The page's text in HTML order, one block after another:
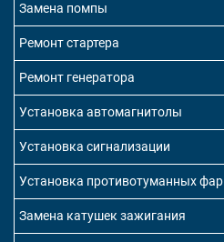
Замена помпы
Ремонт стартера
Ремонт генератора
Установка автомагнитолы
Установка сигнализации
Установка противотуманных фар
Замена катушек зажигания